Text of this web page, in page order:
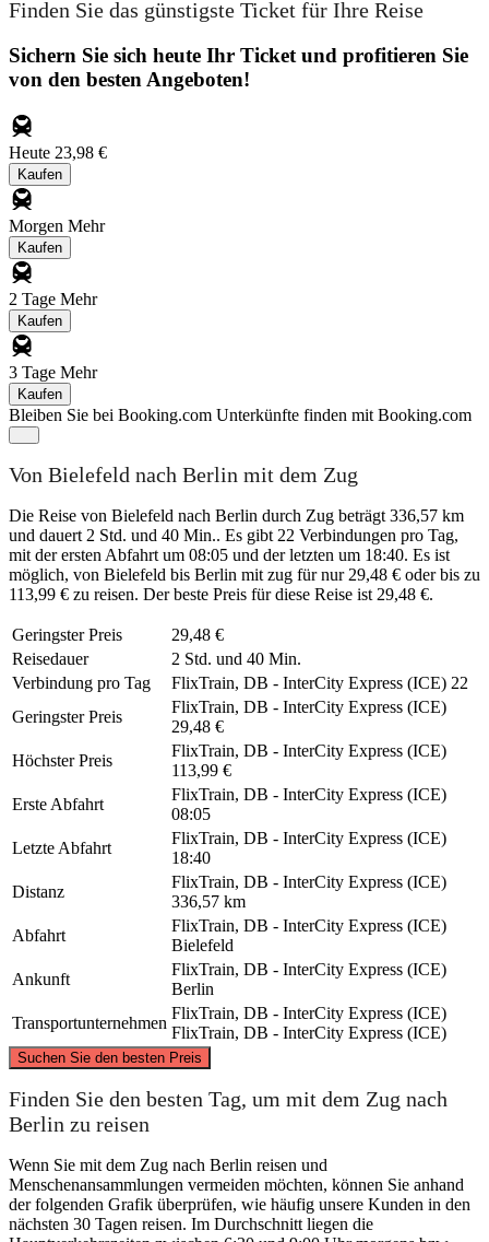
Finden Sie das günstigste Ticket für Ihre Reise
Sichern Sie sich heute Ihr Ticket und profitieren Sie
von den besten Angeboten!
Heute 23,98 €
Kaufen
Morgen Mehr
Kaufen
2 Tage Mehr
Kaufen
3 Tage Mehr
Kaufen
Bleiben Sie bei Booking.com Unterkünfte finden mit Booking.com
Von Bielefeld nach Berlin mit dem Zug
Die Reise von Bielefeld nach Berlin durch Zug beträgt 336,57 km
und dauert 2 Std. und 40 Min.. Es gibt 22 Verbindungen pro Tag,
mit der ersten Abfahrt um 08:05 und der letzten um 18:40. Es ist
möglich, von Bielefeld bis Berlin mit zug für nur 29,48 € oder bis zu
113,99 € zu reisen. Der beste Preis für diese Reise ist 29,48 €.
Geringster Preis
29,48 €
Reisedauer
2 Std. und 40 Min.
Verbindung pro Tag
FlixTrain, DB - InterCity Express (ICE) 22
Geringster Preis
FlixTrain, DB - InterCity Express (ICE)
29,48 €
Höchster Preis
FlixTrain, DB - InterCity Express (ICE)
113,99 €
Erste Abfahrt
FlixTrain, DB - InterCity Express (ICE)
08:05
Letzte Abfahrt
FlixTrain, DB - InterCity Express (ICE)
18:40
Distanz
FlixTrain, DB - InterCity Express (ICE)
336,57 km
Abfahrt
FlixTrain, DB - InterCity Express (ICE)
Bielefeld
Ankunft
FlixTrain, DB - InterCity Express (ICE)
Berlin
Transportunternehmen
FlixTrain, DB - InterCity Express (ICE)
FlixTrain, DB - InterCity Express (ICE)
Suchen Sie den besten Preis
Bielefeld
©CARTO, ©OpenStreetMapcontributors
Finden Sie den besten Tag, um mit dem Zug nach
Berlin zu reisen
Wenn Sie mit dem Zug nach Berlin reisen und
Menschenansammlungen vermeiden möchten, können Sie anhand
der folgenden Grafik überprüfen, wie häufig unsere Kunden in den
nächsten 30 Tagen reisen. Im Durchschnitt liegen die